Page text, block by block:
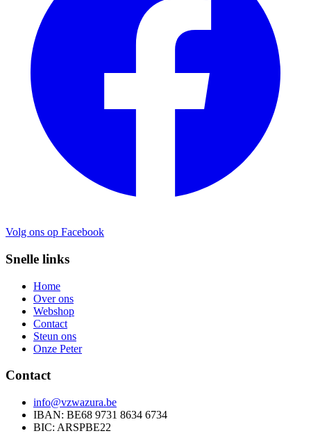
Volg ons op Facebook
Snelle links
Home
Over ons
Webshop
Contact
Steun ons
Onze Peter
Contact
info@vzwazura.be
IBAN: BE68 9731 8634 6734
BIC: ARSPBE22